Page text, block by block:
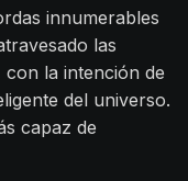
innumerables
las
la intención de
del universo.
capaz de